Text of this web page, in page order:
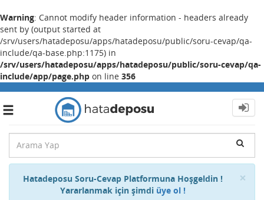
Warning: Cannot modify header information - headers already
sent by (output started at
/srv/users/hatadeposu/apps/hatadeposu/public/soru-cevap/qa-
include/qa-base.php:1175) in
/srv/users/hatadeposu/apps/hatadeposu/public/soru-cevap/qa-
include/app/page.php on line 356
Toggle
×
Hatadeposu Soru-Cevap Platformuna Hoşgeldin !
Yararlanmak için şimdi üye ol !